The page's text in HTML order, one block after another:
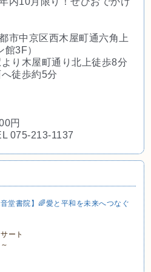
市中京区西木屋町通六角上
3F）
木屋町通り北上徒歩8分
徒歩約5分
円
075-213-1137
堂書院】🌈愛と平和を未来へつなぐ
ート